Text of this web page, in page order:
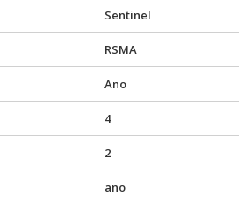
Sentinel
RSMA
Ano
4
2
ano